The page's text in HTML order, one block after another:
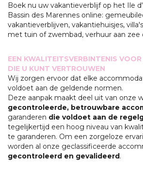
Boek nu uw vakantieverblijf op het Ile
Bassin des Marennes online:
vakantieverblijven, vakantiehuisjes,
met tuin of zwembad, verhuur aan zee
EEN KWALITEITSVERBINTENIS
DIE U KUNT VERTROUWEN
Wij zorgen ervoor dat elke
voldoet aan de geldende normen.
Deze aanpak maakt deel uit van onze
gecontroleerde, betrouwbare
garanderen die voldoet aan de
tegelijkertijd een hoog niveau van
te garanderen. Om een zorgeloze
worden al onze geclassificeerde
gecontroleerd en gevalideerd.